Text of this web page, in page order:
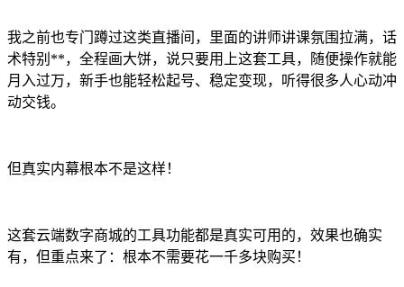
我之前也专门蹲过这类直播间，里面的讲师讲课氛围拉满，话
术特别**，全程画大饼，说只要用上这套工具，随便操作就能
月入过万，新手也能轻松起号、稳定变现，听得很多人心动冲
动交钱。
但真实内幕根本不是这样！
这套云端数字商城的工具功能都是真实可用的，效果也确实
有，但重点来了：根本不需要花一千多块购买！